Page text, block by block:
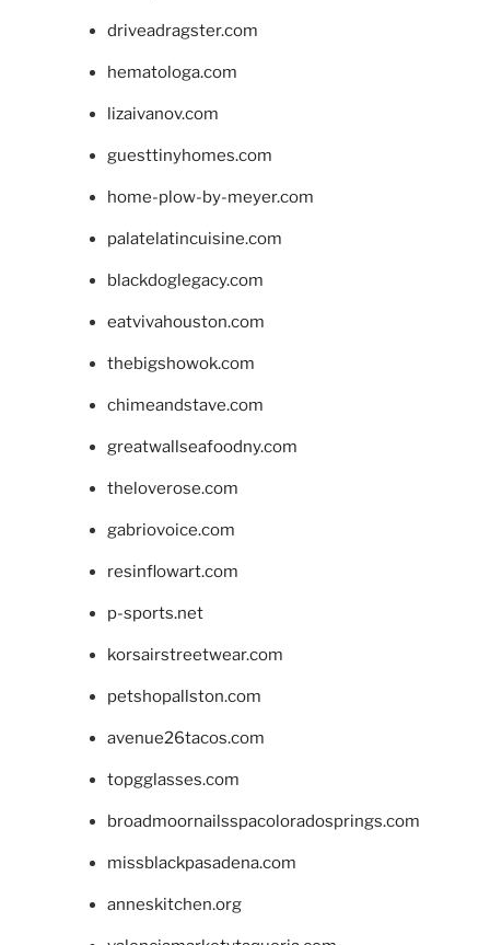
driveadragster.com
hematologa.com
lizaivanov.com
guesttinyhomes.com
home-plow-by-meyer.com
palatelatincuisine.com
blackdoglegacy.com
eatvivahouston.com
thebigshowok.com
chimeandstave.com
greatwallseafoodny.com
theloverose.com
gabriovoice.com
resinflowart.com
p-sports.net
korsairstreetwear.com
petshopallston.com
avenue26tacos.com
topgglasses.com
broadmoornailsspacoloradosprings.com
missblackpasadena.com
anneskitchen.org